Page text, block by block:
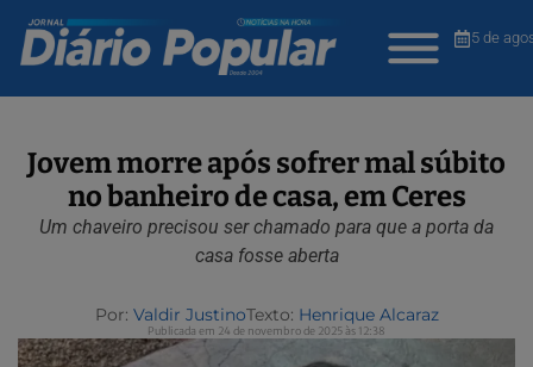
5 de
Jovem morre após sofrer mal súbito
no banheiro de casa, em Ceres
Um chaveiro precisou ser chamado para que a porta da
casa fosse aberta
Por: Valdir JustinoTexto: Henrique Alcaraz
Publicada em 24 de novembro de 2025 às 12:38